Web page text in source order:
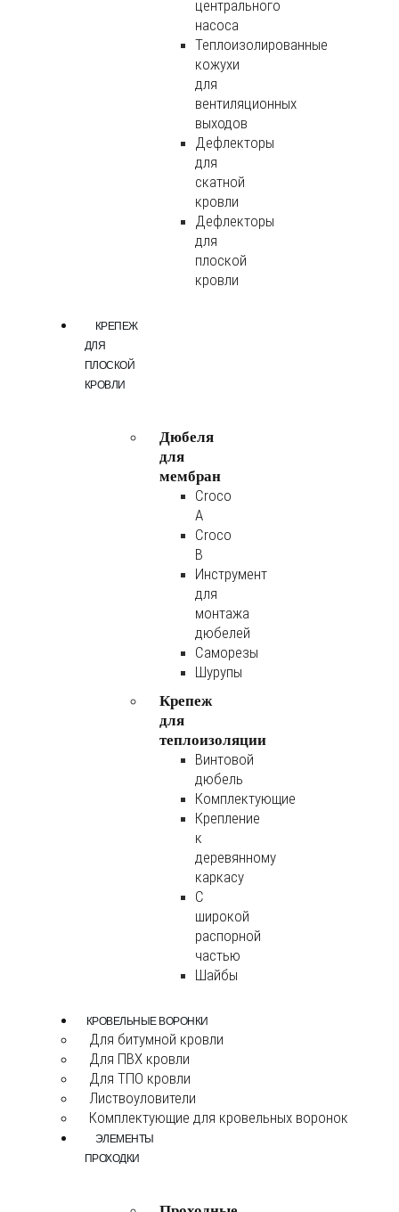
центрального
насоса
Теплоизолированные
кожухи
для
вентиляционных
выходов
Дефлекторы
для
скатной
кровли
Дефлекторы
для
плоской
кровли
КРЕПЕЖ
ДЛЯ
ПЛОСКОЙ
КРОВЛИ
Дюбеля
для
мембран
Croco
A
Croco
B
Инструмент
для
монтажа
дюбелей
Саморезы
Шурупы
Крепеж
для
теплоизоляции
Винтовой
дюбель
Комплектующие
Крепление
к
деревянному
каркасу
С
широкой
распорной
частью
Шайбы
КРОВЕЛЬНЫЕ ВОРОНКИ
Для битумной кровли
Для ПВХ кровли
Для ТПО кровли
Листвоуловители
Комплектующие для кровельных воронок
ЭЛЕМЕНТЫ
ПРОХОДКИ